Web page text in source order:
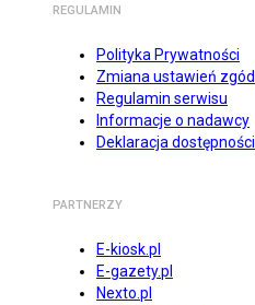
REGULAMIN
Polityka Prywatności
Zmiana ustawień zgód
Regulamin serwisu
Informacje o nadawcy
Deklaracja dostępności
PARTNERZY
E-kiosk.pl
E-gazety.pl
Nexto.pl